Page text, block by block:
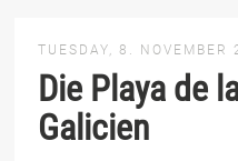
TUESDAY, 8. NOVEMBER
Die Playa de
Galicien